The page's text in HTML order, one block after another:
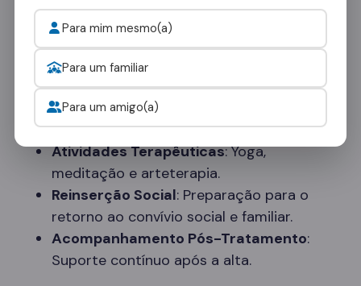
suporte contínuo, estamos comprometidos em
ajudar cada paciente a alcançar a sobriedade e
manter uma vida saudável e produtiva.
Serviços Adicionais
Atividades Terapêuticas: Yoga,
meditação e arteterapia.
Reinserção Social: Preparação para o
retorno ao convívio social e familiar.
Acompanhamento Pós-Tratamento:
Suporte contínuo após a alta.
Para mim mesmo(a)
Para um familiar
Para um amigo(a)